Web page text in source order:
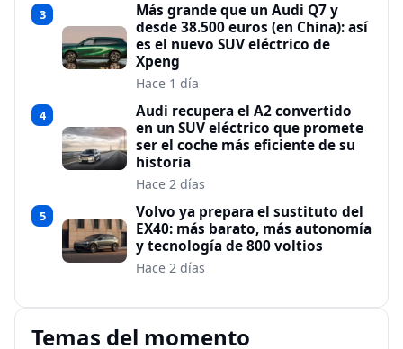
3
Más grande que un Audi Q7 y
desde 38.500 euros (en China): así
es el nuevo SUV eléctrico de
Xpeng
Hace 1 día
4
Audi recupera el A2 convertido
en un SUV eléctrico que promete
ser el coche más eficiente de su
historia
Hace 2 días
5
Volvo ya prepara el sustituto del
EX40: más barato, más autonomía
y tecnología de 800 voltios
Hace 2 días
Temas del momento